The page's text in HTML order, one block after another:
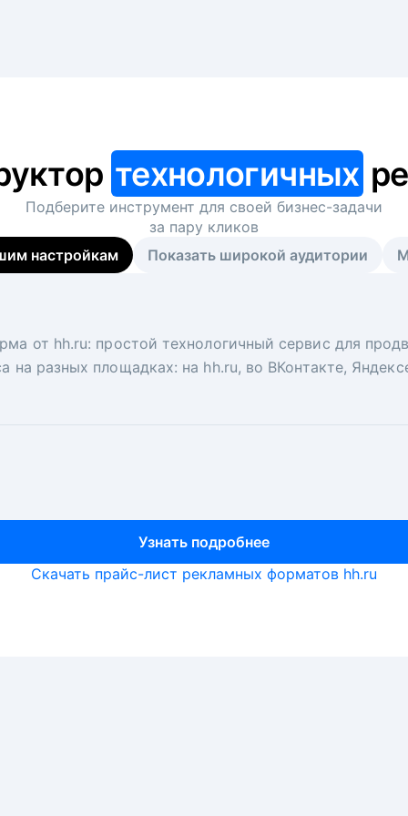
технологичных
Подберите инструмент для своей бизнес-задачи
за пару кликов
настройкам
Показать широкой аудитории
от hh.ru: простой технологичный сервис для
на разных площадках: на hh.ru, во ВКонтакте,
Узнать подробнее
вакансий на главной странице hh.ru.
ключ. Решите, сколько кандидатов и когда вам
рекрутеры и проектные менеджеры hh.ru с
Узнать подробнее
Скачать прайс-лист рекламных форматов hh.ru